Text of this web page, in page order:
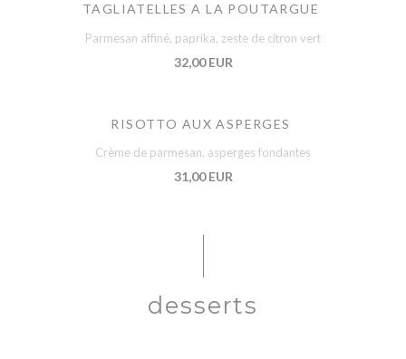
TAGLIATELLES A LA POUTARGUE
Parmesan affiné, paprika, zeste de citron vert
32,00 EUR
RISOTTO AUX ASPERGES
Crème de parmesan, asperges fondantes
31,00 EUR
desserts